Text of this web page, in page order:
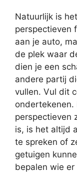
Natuurlijk is
perspectieven
aan je auto,
de plek waar
dien je een
andere partij
vullen. Vul dit
ondertekenen.
perspectieven
is, is het altijd
te spreken of
getuigen
bepalen wie er